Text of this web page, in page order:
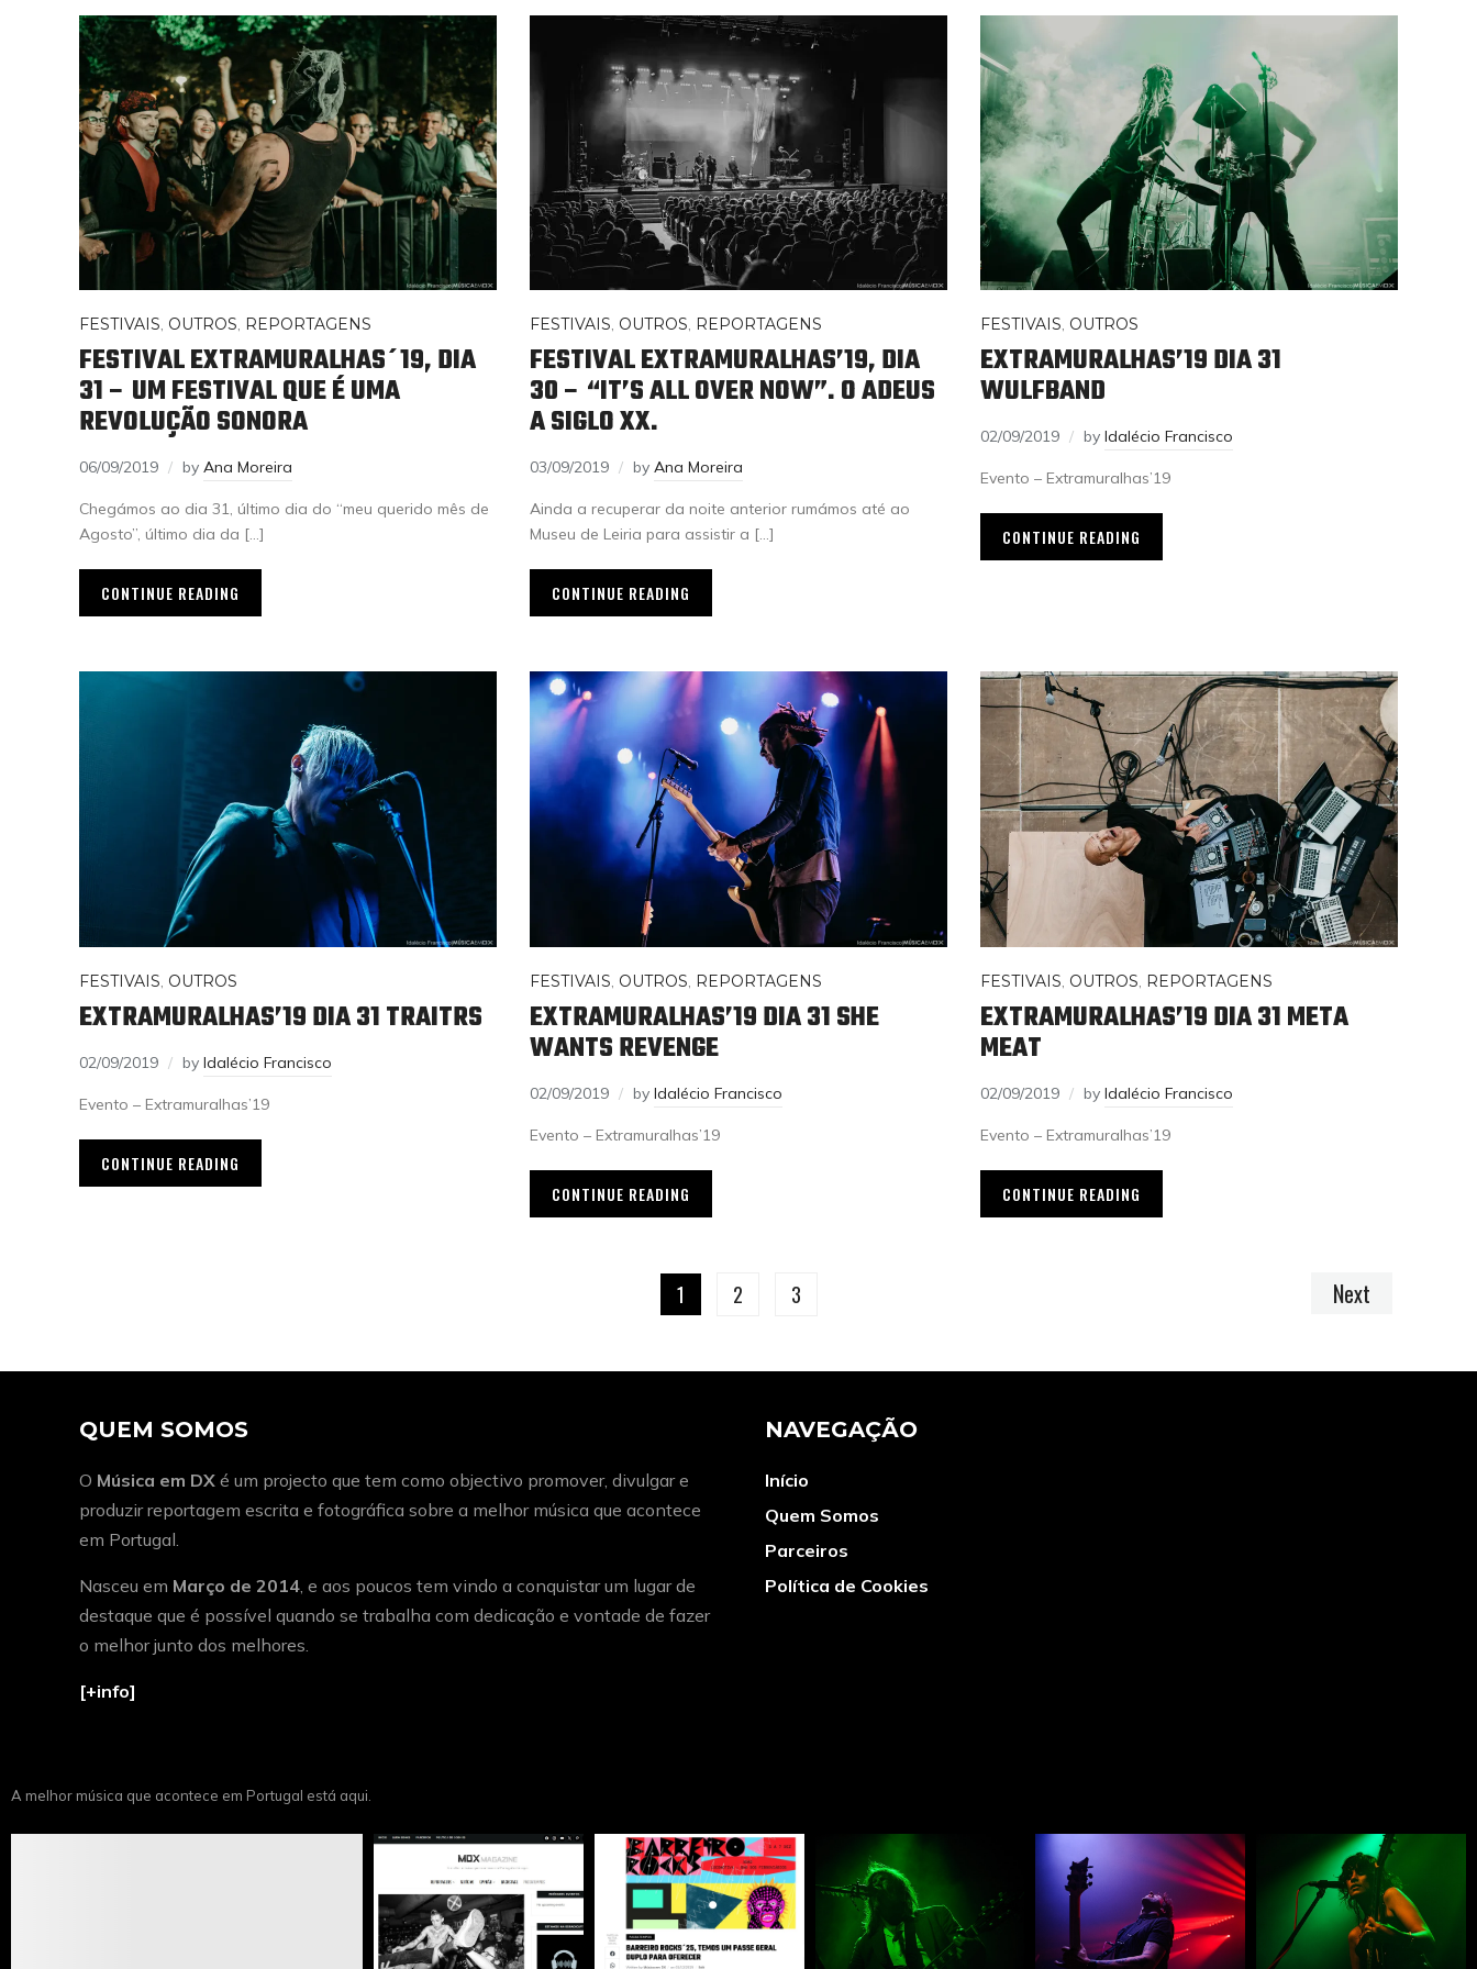
FESTIVAIS, OUTROS, REPORTAGENS
FESTIVAL EXTRAMURALHAS´19, DIA
31 – UM FESTIVAL QUE É UMA
REVOLUÇÃO SONORA
06/09/2019 by Ana Moreira
Chegámos ao dia 31, último dia do “meu querido mês de
Agosto”, último dia da […]
CONTINUE READING
FESTIVAIS, OUTROS, REPORTAGENS
FESTIVAL EXTRAMURALHAS’19, DIA
30 – “IT’S ALL OVER NOW”. O ADEUS
A SIGLO XX.
03/09/2019 by Ana Moreira
Ainda a recuperar da noite anterior rumámos até ao
Museu de Leiria para assistir a […]
CONTINUE READING
FESTIVAIS, OUTROS
EXTRAMURALHAS’19 DIA 31
WULFBAND
02/09/2019 by Idalécio Francisco
Evento – Extramuralhas’19
CONTINUE READING
FESTIVAIS OUTROS
EXTRAMURALHAS’19 DIA 31 TRAITRS
02/09/2019 by Idalécio Francisco
Evento – Extramuralhas’19
CONTINUE READING
FESTIVAIS OUTROS REPORTAGENS
EXTRAMURALHAS’19 DIA 31 SHE
WANTS REVENGE
02/09/2019 by Idalécio Francisco
Evento – Extramuralhas’19
CONTINUE READING
FESTIVAIS OUTROS REPORTAGENS
EXTRAMURALHAS’19 DIA 31 META
MEAT
02/09/2019 by Idalécio Francisco
Evento – Extramuralhas’19
CONTINUE READING
1 2 3 Next
QUEM SOMOS
O Música em DX é um projecto que tem como objectivo promover, divulgar e
produzir reportagem escrita e fotográfica sobre a melhor música que acontece
em Portugal.
Nasceu em Março de 2014 , e aos poucos tem vindo a conquistar um lugar de
destaque que é possível quando se trabalha com dedicação e vontade de fazer
o melhor junto dos melhores.
[+info]
NAVEGAÇÃO
Início
Quem Somos
Parceiros
Política de Cookies
A melhor música que acontece em Portugal está aqui.